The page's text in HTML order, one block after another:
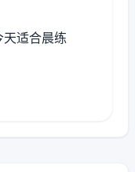
天适合晨练